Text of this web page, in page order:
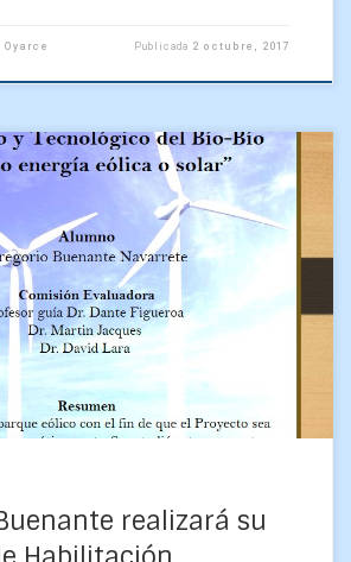
Publicada 2 octubre, 2017
el martes 3 de octubre, desde las
Alamiro Robledo de la Facultad
y […]
realizará su